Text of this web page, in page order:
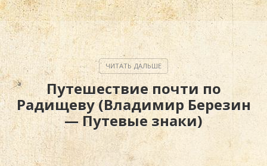
Путешествие почти по
Радищеву (Владимир Березин
— Путевые знаки)